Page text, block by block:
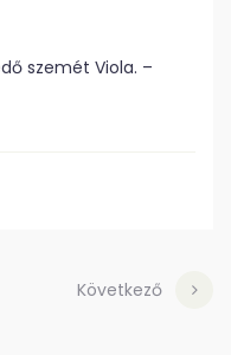
szemét Viola. –
Következő